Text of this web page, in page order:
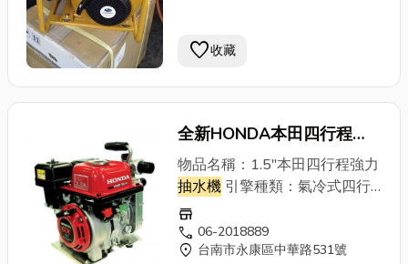
favorite收藏
全新HONDA本田四行程
1.5(英吋)WB15XD引擎抽
水機*手提型輕巧方便好發
動*免運費)~HONDA台南門
市
物品名稱：1.5"本田四行程強力
抽水機引擎種類：氣冷式四行
程引擎最大出量：160Liter/min
全 揚 程：26M出 力：
2.1HP/7000r.p.m.燃料箱容量：
store
call 06-2018889
location_on 台南市永康區中華路531號